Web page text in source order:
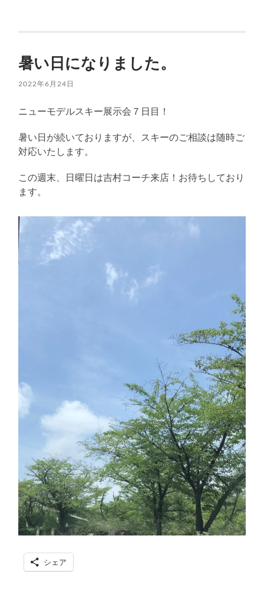
暑い日になりました。
2022年6月24日
ニューモデルスキー展示会７日目！
暑い日が続いておりますが、スキーのご相談は随時ご
対応いたします。
この週末、日曜日は吉村コーチ来店！お待ちしており
ます。
シェア